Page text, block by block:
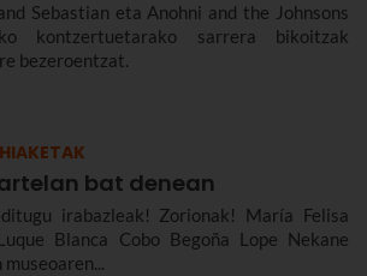
Sebastian eta Anohni and the Johnsons
kontzertuetarako sarrera bikoitzak
bezeroentzat.
bat denean
irabazleak! Zorionak! María Felisa
Blanca Cobo Begoña Lope Nekane